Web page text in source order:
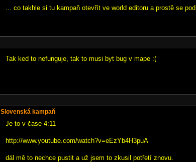
... co takhle si tu kampaň otevřít ve world editoru a prostě se
Tak ked to nefunguje, tak to musi byt bug v mape :(
Slovenská kampaň
Je to v čase 4:11
http://www.youtube.com/watch?v=eEzYb4H3puA
dál mě to nechce pustit a už jsem to zkusil potřetí znovu.